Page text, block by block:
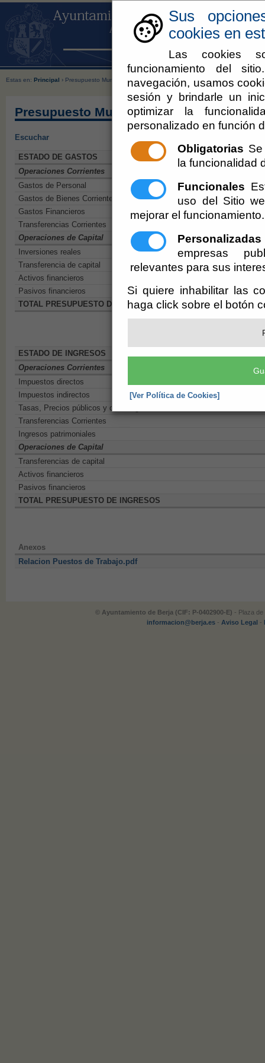
Sus
cookies en
Las cookies
funcionamiento del
navegación, usamos
sesión y brindarle un
optimizar la
personalizado en función
Obligatorias
la funcionalidad
Funcionales
uso del Sitio
mejorar el funcionamiento.
Personalizadas
empresas
relevantes para sus
Si quiere inhabilitar las
haga click sobre el botón
[Ver Política de Cookies]
Estas en: Principal › Presupuesto Municipal 2015
Presupuesto Municipal 2015
Escuchar
ESTADO DE GASTOS
Operaciones Corrientes
Gastos de Personal
Gastos de Bienes Corrientes y servicios
Gastos Financieros
Transferencias Corrientes
Operaciones de Capital
Inversiones reales
Transferencia de capital
Activos financieros
Pasivos financieros
TOTAL PRESUPUESTO DE GASTOS
ESTADO DE INGRESOS
Operaciones Corrientes
Impuestos directos
Impuestos indirectos
Tasas, Precios públicos y otros ingresos
Transferencias Corrientes
Ingresos patrimoniales
Operaciones de Capital
Transferencias de capital
Activos financieros
Pasivos financieros
TOTAL PRESUPUESTO DE INGRESOS
Anexos
Relacion Puestos de Trabajo.pdf
© Ayuntamiento de Berja (CIF: P-0402900-E) - Plaza
informacion@berja.es - Aviso Legal -